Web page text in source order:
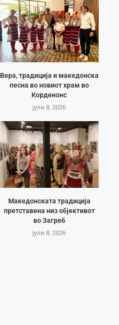
Вера, традиција и македонска
песна во новиот храм во
Корденонс
јули 8, 2026
Македонската традиција
претставена низ објективот
во Загреб
јули 8, 2026